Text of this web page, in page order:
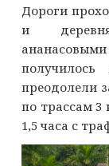
Дороги
и
преодолели
по трассам 3
1,5 часа с